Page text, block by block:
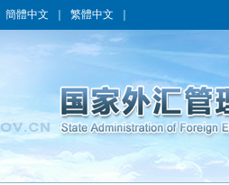
簡體中文 繁體中文